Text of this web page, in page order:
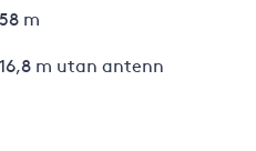
m
m utan antenn